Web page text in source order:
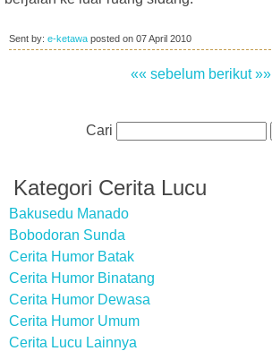
Sent by: e-ketawa posted on 07 April 2010
«« sebelum berikut »»
Cari
Kategori Cerita Lucu
Bakusedu Manado
Bobodoran Sunda
Cerita Humor Batak
Cerita Humor Binatang
Cerita Humor Dewasa
Cerita Humor Umum
Cerita Lucu Lainnya